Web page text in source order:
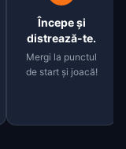
Începe și
distrează-te.
Mergi la punctul
de start și joacă!